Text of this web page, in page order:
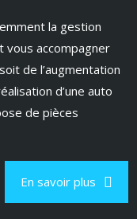
la gestion
vous accompagner
de l’augmentation
d’une auto
de pièces
En savoir plus